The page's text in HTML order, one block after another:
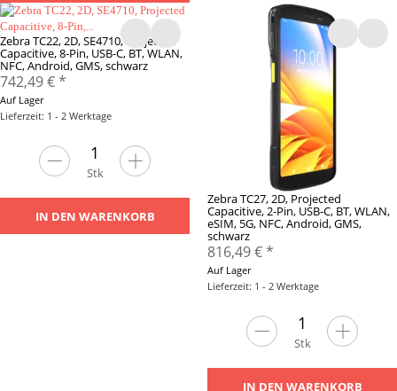
Zebra TC22, 2D, SE4710, Projected
Capacitive, 8-Pin, USB-C, BT, WLAN,
NFC, Android, GMS, schwarz
742,49 €*
Auf Lager
Lieferzeit: 1 - 2 Werktage
Stk
IN DEN WARENKORB
Zebra TC27, 2D, Projected
Capacitive, 2-Pin, USB-C, BT, WLAN,
eSIM, 5G, NFC, Android, GMS,
schwarz
816,49 €*
Auf Lager
Lieferzeit: 1 - 2 Werktage
Stk
IN DEN WARENKORB